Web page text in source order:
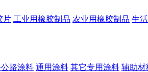
片 工业用橡胶制品 农业用橡胶制品 生
路涂料 通用涂料 其它专用涂料 辅助材